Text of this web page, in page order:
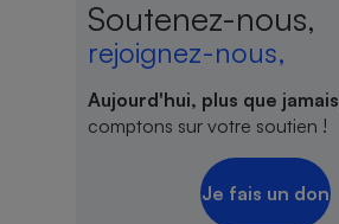
Soutenez-nous,
rejoignez-nous,
Aujourd'hui, plus que jamais
comptons sur votre soutien !
Je fais un don